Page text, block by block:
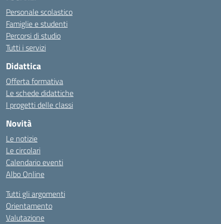
Personale scolastico
Famiglie e studenti
Percorsi di studio
Tutti i servizi
Didattica
Offerta formativa
Le schede didattiche
I progetti delle classi
Novità
Le notizie
Le circolari
Calendario eventi
Albo Online
Tutti gli argomenti
Orientamento
Valutazione